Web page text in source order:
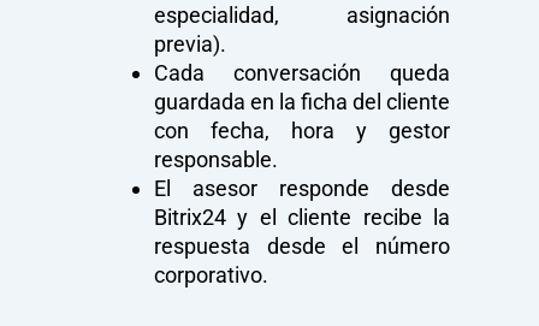
especialidad, asignación
previa).
Cada conversación queda
guardada en la ficha del cliente
con fecha, hora y gestor
responsable.
El asesor responde desde
Bitrix24 y el cliente recibe la
respuesta desde el número
corporativo.